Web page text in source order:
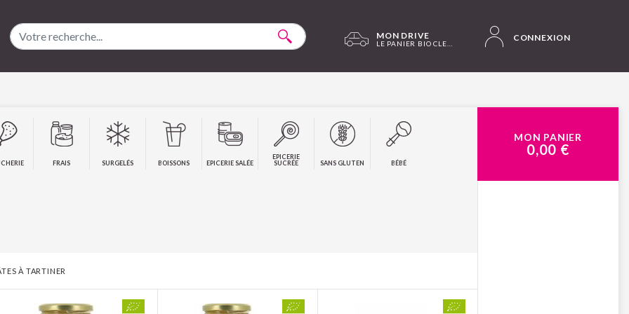
MON DRIVE CONNEXION
FRAIS SURGELÉS BOISSONS EPICERIE SALÉE
EPICERIE
SUCRÉE
SANS GLUTEN BÉBÉ
À TARTINER
MON PANIER
0,00 €